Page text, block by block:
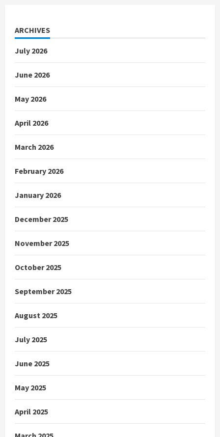
ARCHIVES
July 2026
June 2026
May 2026
April 2026
March 2026
February 2026
January 2026
December 2025
November 2025
October 2025
September 2025
August 2025
July 2025
June 2025
May 2025
April 2025